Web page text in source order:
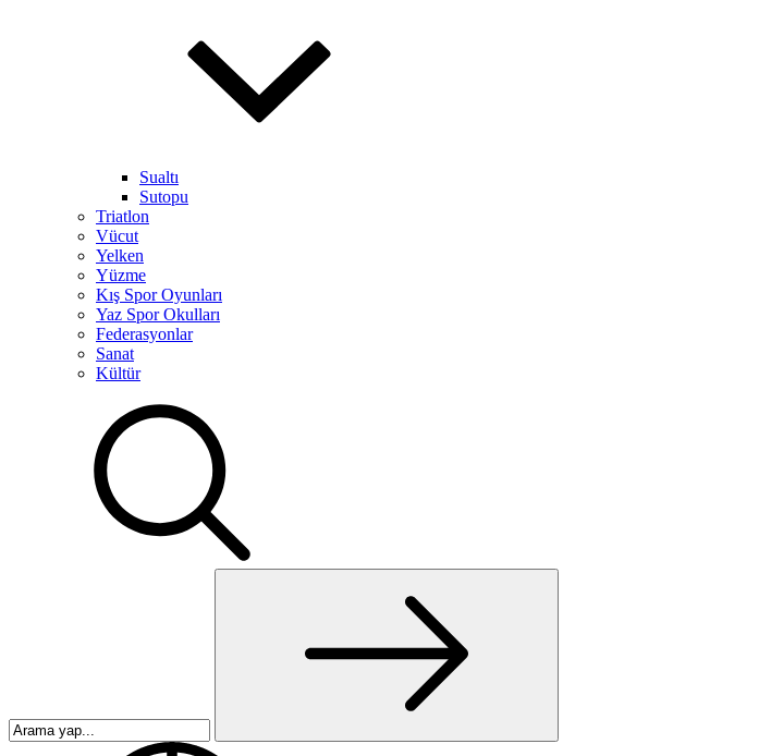
Sualtı
Sutopu
Triatlon
Vücut
Yelken
Yüzme
Kış Spor Oyunları
Yaz Spor Okulları
Federasyonlar
Sanat
Kültür